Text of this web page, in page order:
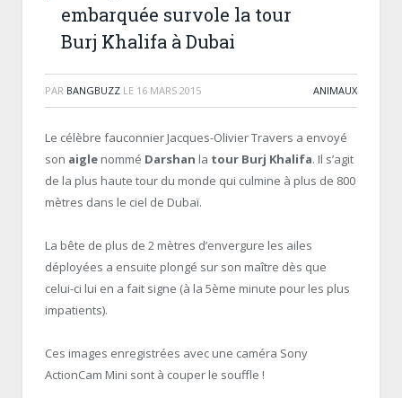
embarquée survole la tour
Burj Khalifa à Dubai
PAR BANGBUZZ LE 16 MARS 2015 ANIMAUX
Le célèbre fauconnier Jacques-Olivier Travers a envoyé
son aigle nommé Darshan la tour Burj Khalifa. Il s’agit
de la plus haute tour du monde qui culmine à plus de 800
mètres dans le ciel de Dubaï.
La bête de plus de 2 mètres d’envergure les ailes
déployées a ensuite plongé sur son maître dès que
celui-ci lui en a fait signe (à la 5ème minute pour les plus
impatients).
Ces images enregistrées avec une caméra Sony
ActionCam Mini sont à couper le souffle !